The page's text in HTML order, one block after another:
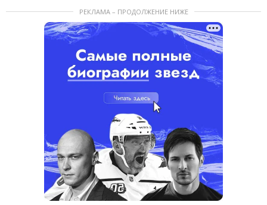
РЕКЛАМА – ПРОДОЛЖЕНИЕ НИЖЕ